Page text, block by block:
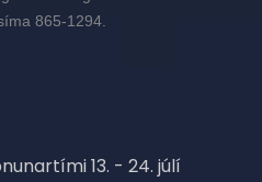
865-1294.
13. - 24. júlí